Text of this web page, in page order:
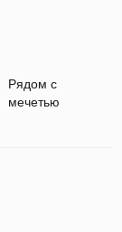
Рядом с
мечетью